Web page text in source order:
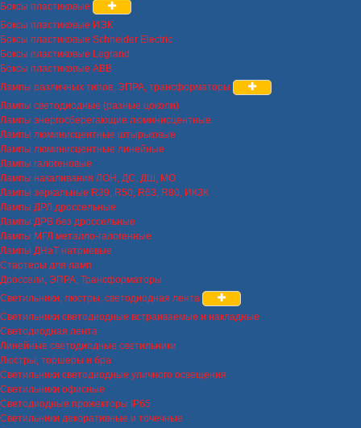
Боксы пластиковые
Боксы пластиковые ИЭК
Боксы пластиковые Schneider Electric
Боксы пластиковые Legrand
Боксы пластиковые ABB
Лампы различных типов, ЭПРА, трансформаторы
Лампы светодиодные (разные цоколи)
Лампы энергосберегающие люминисцентные
Лампы люминисцентные штырьковые
Лампы люминисцентные линейные
Лампы галогеновые
Лампы накаливания ЛОН, ДС, ДШ, МО
Лампы зеркальные R39, R50, R63, R80, ИКЗК
Лампы ДРЛ дроссельные
Лампы ДРВ без дроссельные
Лампы МГЛ металло-галогенные
Лампы ДНаТ натриевые
Стартеры для ламп
Дроссели, ЭПРА, Трансформаторы
Светильники, люстры, светодиодная лента
Светильники светодиодные встраиваемые и накладные
Светодиодная лента
Линейные светодиодные светильники
Люстры, торшеры и бра
Светильники светодиодные уличного освещения
Светильники офисные
Светодиодные прожекторы IP65
Светильники декоративные и точечные